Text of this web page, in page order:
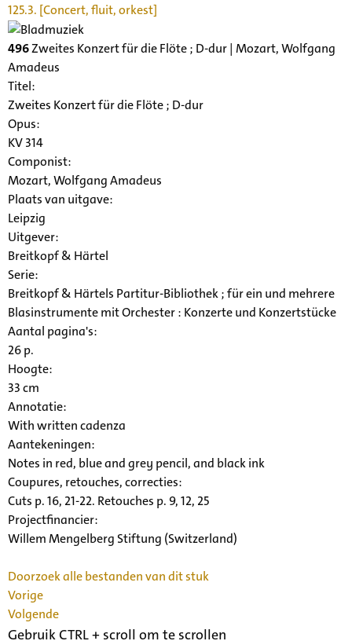
125.3. [Concert, fluit, orkest]
496Zweites Konzert für die Flöte ; D-dur | Mozart, Wolfgang
Amadeus
Titel:
Zweites Konzert für die Flöte ; D-dur
Opus:
KV 314
Componist:
Mozart, Wolfgang Amadeus
Plaats van uitgave:
Leipzig
Uitgever:
Breitkopf & Härtel
Serie:
Breitkopf & Härtels Partitur-Bibliothek ; für ein und mehrere
Blasinstrumente mit Orchester : Konzerte und Konzertstücke
Aantal pagina's:
26 p.
Hoogte:
33 cm
Annotatie:
With written cadenza
Aantekeningen:
Notes in red, blue and grey pencil, and black ink
Coupures, retouches, correcties:
Cuts p. 16, 21-22. Retouches p. 9, 12, 25
Projectfinancier:
Willem Mengelberg Stiftung (Switzerland)
Doorzoek alle bestanden van dit stuk
Vorige
Volgende
Gebruik CTRL + scroll om te scrollen